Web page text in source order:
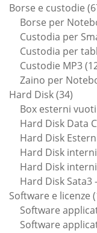
Borse e custodie
Borse per
Custodia per
Custodia per
Custodie MP3
Zaino per
Hard Disk 3434
Box esterni vuoti
Hard Disk Data
Hard Disk
Hard Disk
Hard Disk
Hard Disk Sata3
Software e licenze
Software
Software